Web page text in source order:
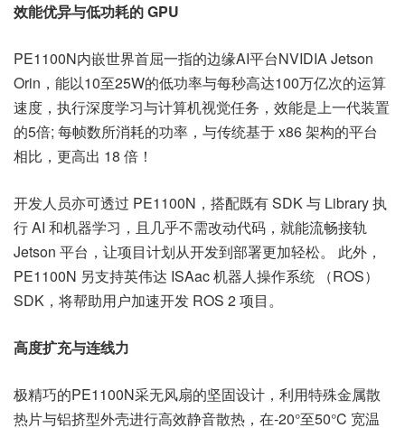
效能优异与低功耗的 GPU
PE1100N内嵌世界首屈一指的边缘AI平台NVIDIA Jetson
Orin，能以10至25W的低功率与每秒高达100万亿次的运算
速度，执行深度学习与计算机视觉任务，效能是上一代装置
的5倍; 每帧数所消耗的功率，与传统基于 x86 架构的平台
相比，更高出 18 倍！
开发人员亦可透过 PE1100N，搭配既有 SDK 与 Library 执
行 AI 和机器学习，且几乎不需改动代码，就能流畅接轨
Jetson 平台，让项目计划从开发到部署更加轻松。 此外，
PE1100N 另支持英伟达 ISAac 机器人操作系统 （ROS）
SDK，将帮助用户加速开发 ROS 2 项目。
高度扩充与连线力
极精巧的PE1100N采无风扇的坚固设计，利用特殊金属散
热片与铝挤型外壳进行高效静音散热，在-20°至50°C 宽温